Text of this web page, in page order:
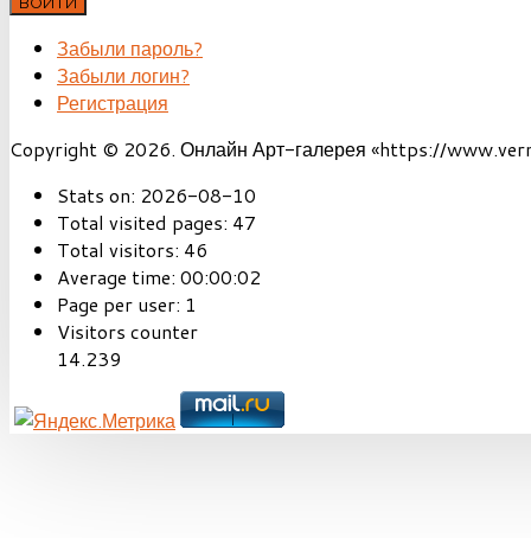
Забыли пароль?
Забыли логин?
Регистрация
Copyright © 2026. Онлайн Арт-галерея «https://
Stats on: 2026-08-10
Total visited pages: 47
Total visitors: 46
Average time: 00:00:02
Page per user: 1
Visitors counter
14.239